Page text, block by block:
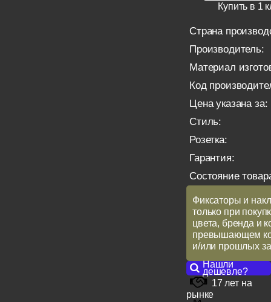
Купить в 1
Страна
Производитель:
Материал
Код
Цена указана за:
Стиль:
Розетка:
Гарантия:
Состояние
Фиксаторы и
только при
цвета, бренда и
превышающем
и/или прошлых
Нашли
дешевле?
17 лет на
рынке